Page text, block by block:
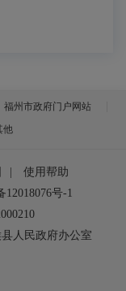
福州市政府门户网站
他
使用帮助
12018076号-1
人民政府办公室